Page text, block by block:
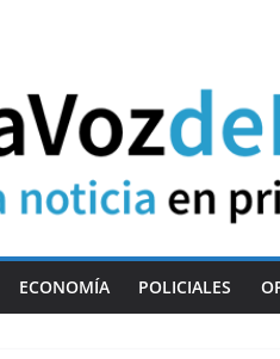
ECONOMÍA POLICIALES